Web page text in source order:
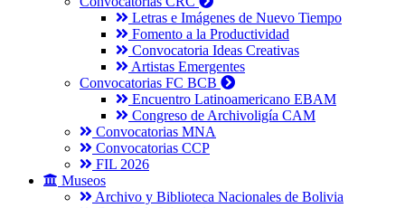
Letras e Imágenes de Nuevo Tiempo
Fomento a la Productividad
Convocatoria Ideas Creativas
Artistas Emergentes
Convocatorias FC BCB
Encuentro Latinoamericano EBAM
Congreso de Archivoligía CAM
Convocatorias MNA
Convocatorias CCP
FIL 2026
Museos
Archivo y Biblioteca Nacionales de Bolivia